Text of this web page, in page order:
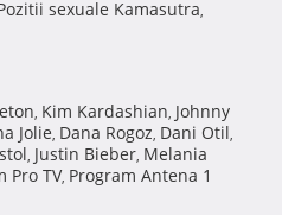
sexuale Kamasutra,
, Kim Kardashian, Johnny
Jolie, Dana Rogoz, Dani Otil,
, Justin Bieber, Melania
Pro TV, Program Antena 1